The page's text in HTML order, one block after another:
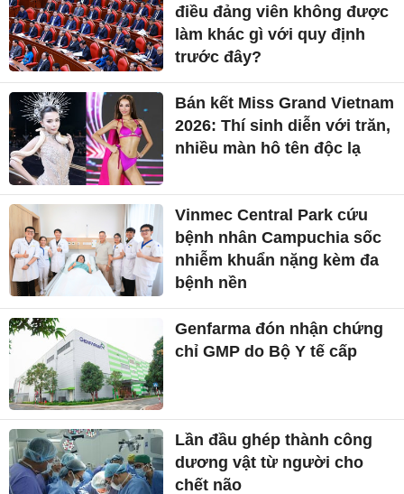
điều đảng viên không được
làm khác gì với quy định
trước đây?
Bán kết Miss Grand Vietnam
2026: Thí sinh diễn với trăn,
nhiều màn hô tên độc lạ
Vinmec Central Park cứu
bệnh nhân Campuchia sốc
nhiễm khuẩn nặng kèm đa
bệnh nền
Genfarma đón nhận chứng
chỉ GMP do Bộ Y tế cấp
Lần đầu ghép thành công
dương vật từ người cho
chết não